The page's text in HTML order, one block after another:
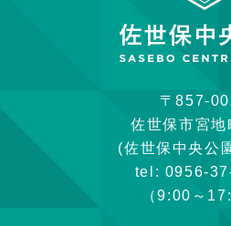
〒857-
佐世保市宮地
(佐世保中央公
tel: 0956-
（9:00～